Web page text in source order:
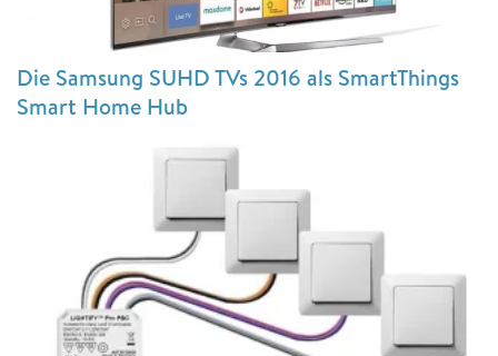
Die Samsung SUHD TVs 2016 als SmartThings
Smart Home Hub